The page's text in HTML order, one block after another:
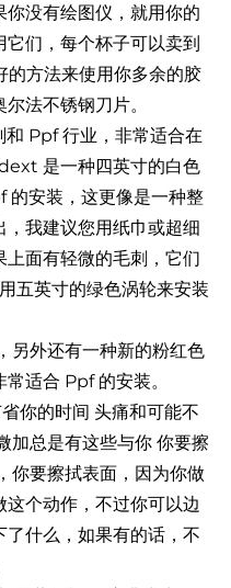
没有绘图仪，就用你的
们，每个杯子可以卖到
的方法来使用你多余的胶
法不锈钢刀片。
Ppf 行业，非常适合在
是一种四英寸的白色
的安装，这更像是一种整
我建议您用纸巾或超细
面有轻微的毛刺，它们
五英寸的绿色涡轮来安装
另外还有一种新的粉红色
适合 Ppf 的安装。
你的时间 头痛和可能不
加总是有这些与你 你要擦
你要擦拭表面，因为你做
个动作，不过你可以边
什么，如果有的话，不